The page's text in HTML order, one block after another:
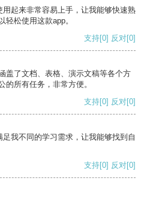
起来非常容易上手，让我能够快速熟
轻松使用这款app。
支持[0] 反对[0]
盖了文档、表格、演示文稿等各个方
的所有任务，非常方便。
支持[0] 反对[0]
我不同的学习需求，让我能够找到自
支持[0] 反对[0]